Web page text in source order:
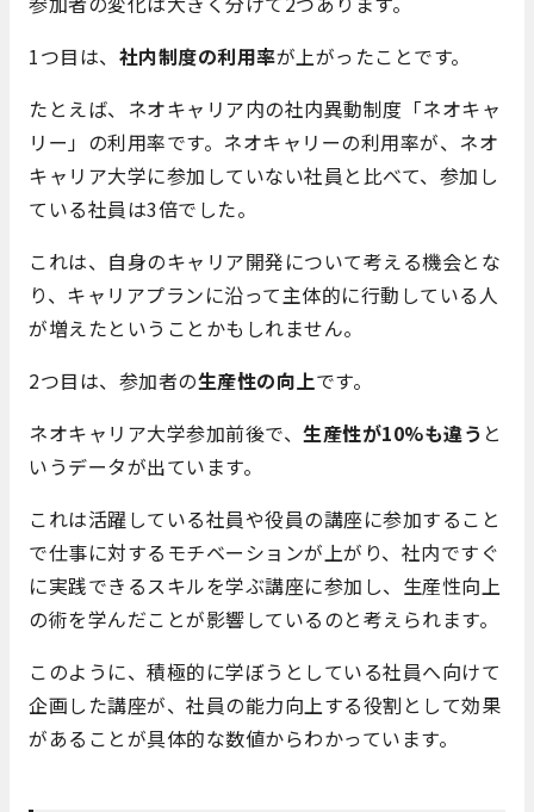
1つ目は、 社内制度の利用率が上がったことです。
たとえば、ネオキャリア内の社内異動制度「ネオキャ
リー」の利用率です。ネオキャリーの利用率が、ネオ
キャリア大学に参加していない社員と比べて、参加し
ている社員は3倍でした。
これは、自身のキャリア開発について考える機会とな
り、キャリアプランに沿って主体的に行動している人
が増えたということかもしれません。
2つ目は、参加者の生産性の向上です。
ネオキャリア大学参加前後で、 生産性が10%も違う と
いうデータが出ています。
これは活躍している社員や役員の講座に参加すること
で仕事に対するモチベーションが上がり、社内ですぐ
に実践できるスキルを学ぶ講座に参加し、生産性向上
の術を学んだことが影響しているのと考えられます。
このように、積極的に学ぼうとしている社員へ向けて
企画した講座が、社員の能力向上する役割として効果
があることが具体的な数値からわかっています。